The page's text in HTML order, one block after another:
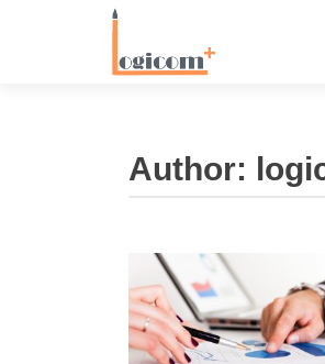
Author: